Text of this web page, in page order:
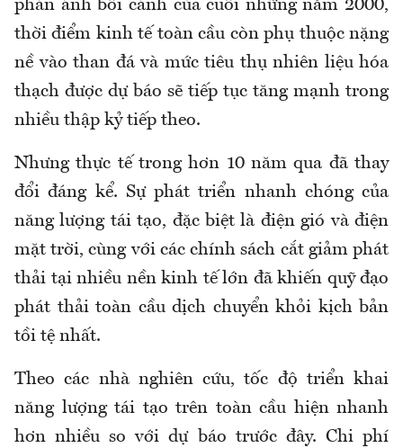
phản ánh bối cảnh của cuối những năm 2000,
thời điểm kinh tế toàn cầu còn phụ thuộc nặng
nề vào than đá và mức tiêu thụ nhiên liệu hóa
thạch được dự báo sẽ tiếp tục tăng mạnh trong
nhiều thập kỷ tiếp theo.
Nhưng thực tế trong hơn 10 năm qua đã thay
đổi đáng kể. Sự phát triển nhanh chóng của
năng lượng tái tạo, đặc biệt là điện gió và điện
mặt trời, cùng với các chính sách cắt giảm phát
thải tại nhiều nền kinh tế lớn đã khiến quỹ đạo
phát thải toàn cầu dịch chuyển khỏi kịch bản
tồi tệ nhất.
Theo các nhà nghiên cứu, tốc độ triển khai
năng lượng tái tạo trên toàn cầu hiện nhanh
hơn nhiều so với dự báo trước đây. Chi phí